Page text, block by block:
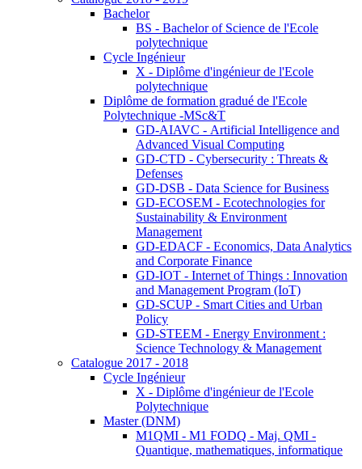
Bachelor
BS - Bachelor of Science de l'Ecole
polytechnique
Cycle Ingénieur
X - Diplôme d'ingénieur de l'Ecole
polytechnique
Diplôme de formation gradué de l'Ecole
Polytechnique -MSc&T
GD-AIAVC - Artificial Intelligence and
Advanced Visual Computing
GD-CTD - Cybersecurity : Threats &
Defenses
GD-DSB - Data Science for Business
GD-ECOSEM - Ecotechnologies for
Sustainability & Environment
Management
GD-EDACF - Economics, Data Analytics
and Corporate Finance
GD-IOT - Internet of Things : Innovation
and Management Program (IoT)
GD-SCUP - Smart Cities and Urban
Policy
GD-STEEM - Energy Environment :
Science Technology & Management
Catalogue 2017 - 2018
Cycle Ingénieur
X - Diplôme d'ingénieur de l'Ecole
Polytechnique
Master (DNM)
M1QMI - M1 FODQ - Maj. QMI -
Quantique, mathematiques, informatique